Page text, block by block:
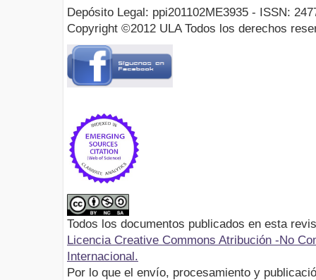
Depósito Legal: ppi201102ME3935 - ISSN:
Copyright ©2012 ULA Todos los derechos
Todos los documentos publicados en esta
Licencia Creative Commons Atribución -No
Internacional.
Por lo que el envío, procesamiento y